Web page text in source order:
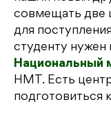
совмещать две
для
студенту нужен
Национальный
НМТ. Есть
подготовиться